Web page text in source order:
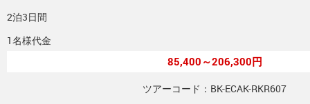
2泊3日間
1名様代金
85,400～206,300円
ツアーコード：BK-ECAK-RKR607